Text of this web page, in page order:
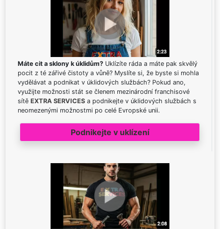
Máte cit a sklony k úklidům? Uklízíte ráda a máte pak skvělý
pocit z té zářivé čistoty a vůně? Myslíte si, že byste si mohla
vydělávat a podnikat v úklidových službách? Pokud ano,
využijte možnosti stát se členem mezinárodní franchisové
sítě EXTRA SERVICES a podnikejte v úklidových službách s
neomezenými možnostmi po celé Evropské unii.
Podnikejte v uklízení